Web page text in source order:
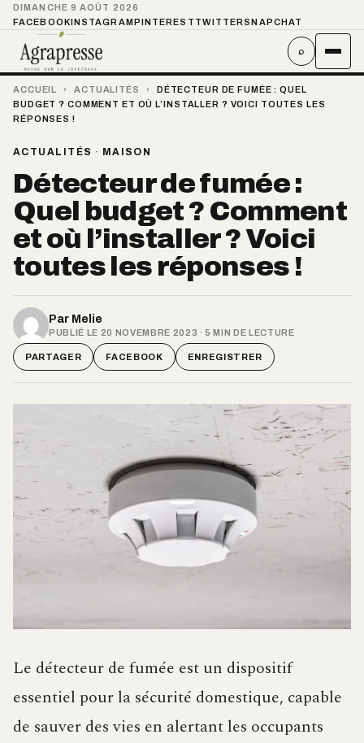
DIMANCHE 9 AOÛT 2026
FACEBOOKINSTAGRAMPINTEREST TWITTER SNAPCHAT
⌕
ACCUEIL › ACTUALITÉS ›
DÉTECTEUR DE FUMÉE : QUEL
BUDGET ? COMMENT ET OÙ L’INSTALLER ? VOICI TOUTES LES
RÉPONSES !
ACTUALITÉS · MAISON
Détecteur de fumée :
Quel budget ? Comment
et où l’installer ? Voici
toutes les réponses !
Par Melie
PUBLIÉ LE 20 NOVEMBRE 2023 · 5 MIN DE LECTURE
PARTAGER FACEBOOK ENREGISTRER
Le détecteur de fumée est un dispositif
essentiel pour la sécurité domestique, capable
de sauver des vies en alertant les occupants